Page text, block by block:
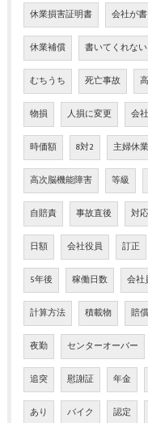
休業損害証明書 会社が
休業補償 書いてくれない
むちうち 死亡事故
物損 人損に変更 会
時価額 8対2 主婦休
高次脳機能障害 等級
自賠責 事故直後 対応
日額 会社役員 訂正
5年後 稼働日数 会社
計算方法 積載物 賠償
夜勤 センターオーバー
追突 慰謝証 年金
あり バイク 認定